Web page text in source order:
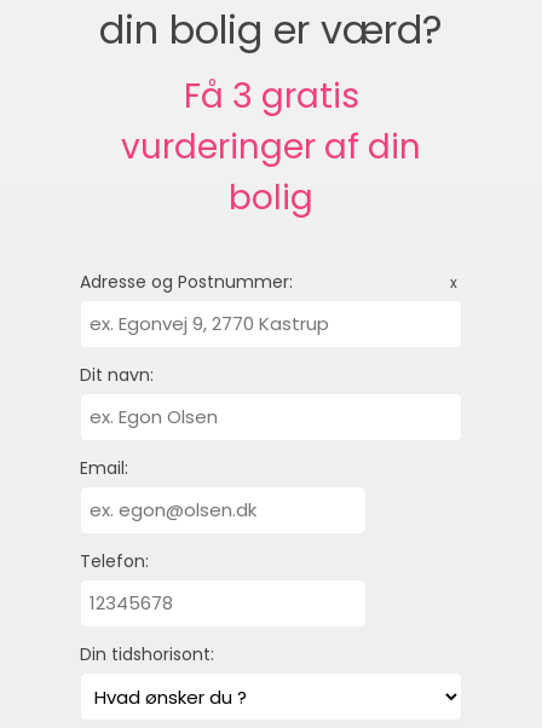
din bolig er værd?
Få 3 gratis
vurderinger af din
bolig
Adresse og Postnummer: x
Dit navn:
Email:
Telefon:
Din tidshorisont: